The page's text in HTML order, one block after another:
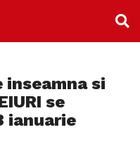
inseamna si
se
ianuarie